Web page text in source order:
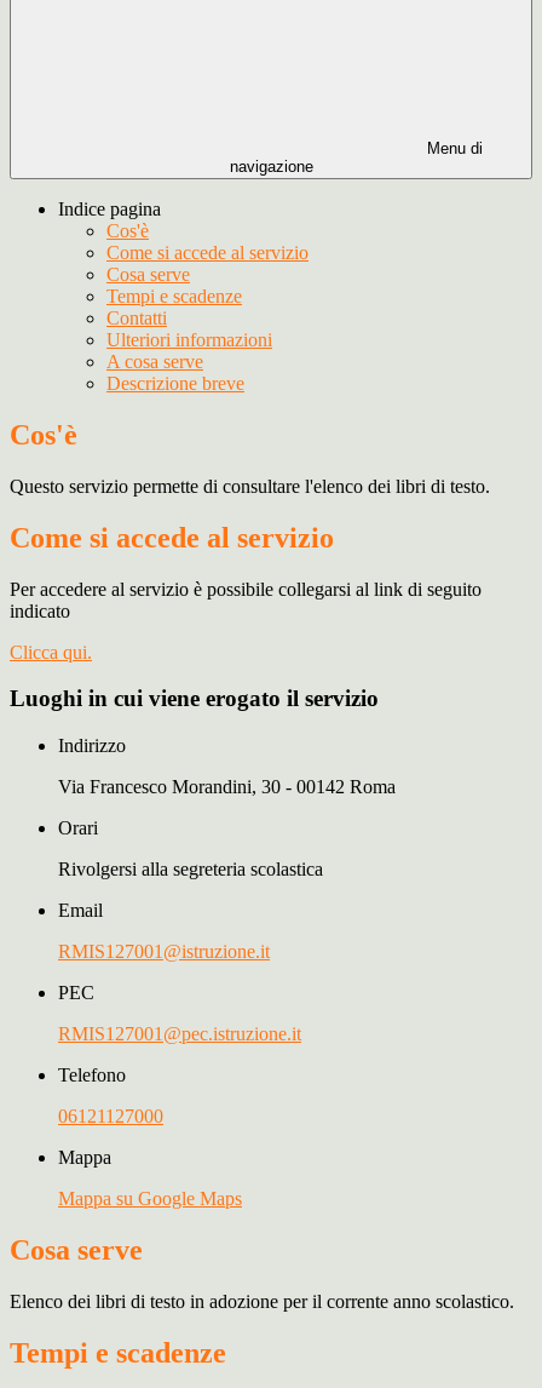
Menu di
navigazione
Indice pagina
Cos'è
Come si accede al servizio
Cosa serve
Tempi e scadenze
Contatti
Ulteriori informazioni
A cosa serve
Descrizione breve
Cos'è
Questo servizio permette di consultare l'elenco dei libri di testo.
Come si accede al servizio
Per accedere al servizio è possibile collegarsi al link di seguito
indicato
Clicca qui.
Luoghi in cui viene erogato il servizio
Indirizzo
Via Francesco Morandini, 30 - 00142 Roma
Orari
Rivolgersi alla segreteria scolastica
Email
RMIS127001@istruzione.it
PEC
RMIS127001@pec.istruzione.it
Telefono
06121127000
Mappa
Mappa su Google Maps
Cosa serve
Elenco dei libri di testo in adozione per il corrente anno scolastico.
Tempi e scadenze